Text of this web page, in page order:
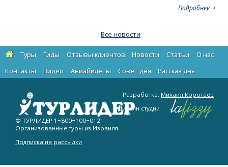
Подробнее
Все новости
Туры Гиды Отзывы клиентов Новости Статьи
О нас
Контакты
Видео Авиабилеты Cовет дня Рассказ дня
© ТУРЛИДЕР 1−800−100−012
Организованные туры из Израиля
Подписка на рассылки
Разработка: Михаил Коротаев
Дизайн студии